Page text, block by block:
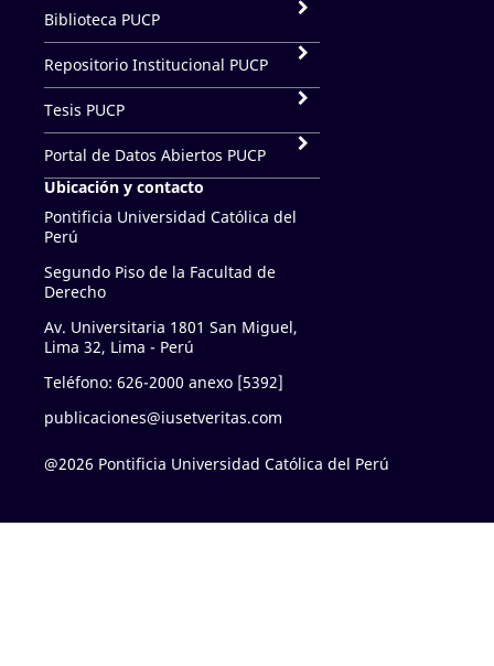
Biblioteca PUCP
Repositorio Institucional PUCP
Tesis PUCP
Portal de Datos Abiertos PUCP
Ubicación y contacto
Pontificia Universidad Católica del
Perú
Segundo Piso de la Facultad de
Derecho
Av. Universitaria 1801 San Miguel,
Lima 32, Lima - Perú
Teléfono: 626-2000 anexo [5392]
publicaciones@iusetveritas.com
@2026 Pontificia Universidad Católica del Perú